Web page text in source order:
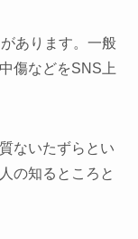
あります。一般
傷などをSNS上
ないたずらとい
の知るところと